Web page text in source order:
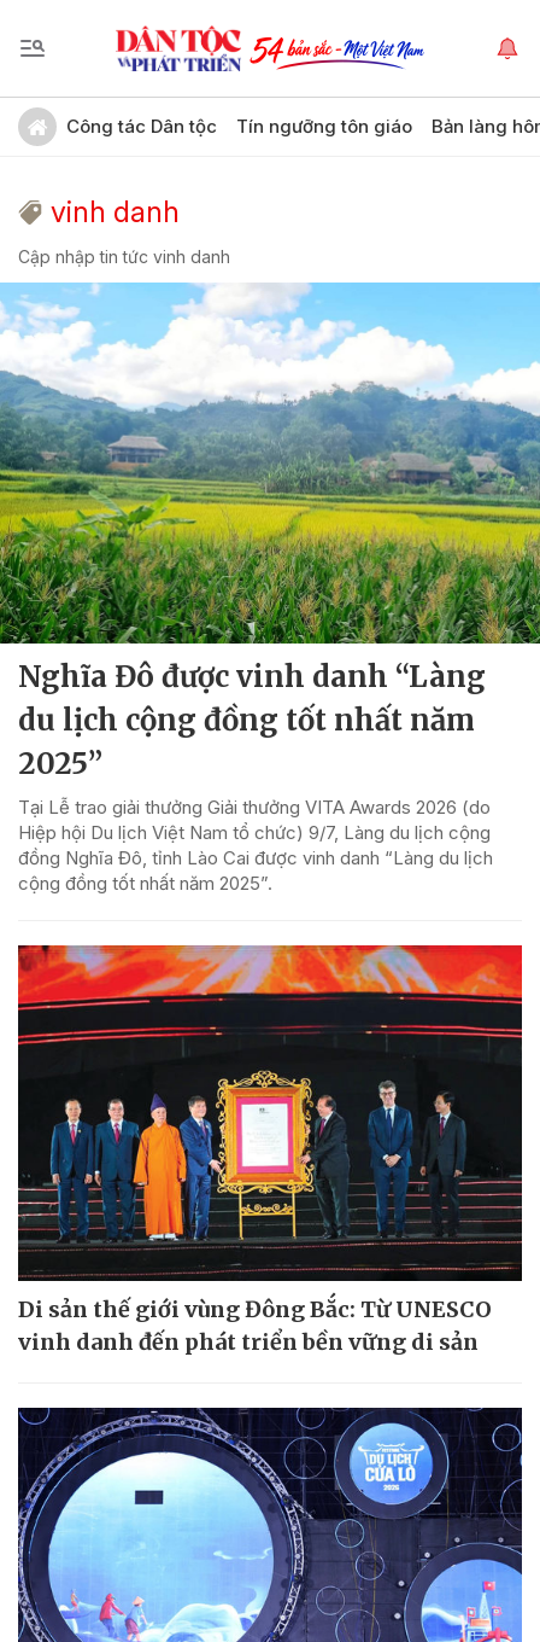
Công tác Dân tộc Tín ngưỡng tôn giáo Bản làng
vinh danh
Cập nhập tin tức vinh danh
Nghĩa Đô được vinh danh “Làng
du lịch cộng đồng tốt nhất năm
2025”
Tại Lễ trao giải thưởng Giải thưởng VITA Awards 2026 (do
Hiệp hội Du lịch Việt Nam tổ chức) 9/7, Làng du lịch cộng
đồng Nghĩa Đô, tỉnh Lào Cai được vinh danh “Làng du lịch
cộng đồng tốt nhất năm 2025”.
Di sản thế giới vùng Đông Bắc: Từ UNESCO
vinh danh đến phát triển bền vững di sản